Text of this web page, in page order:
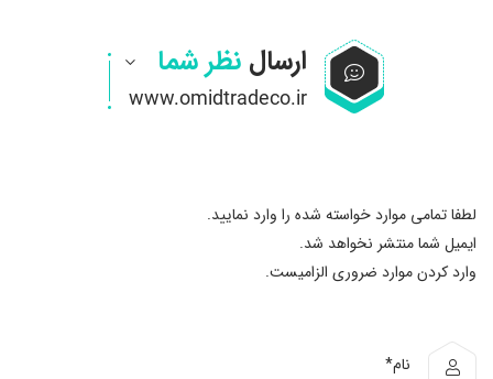
ارسال نظر شما
لطفا تمامی موارد خواسته شده را وارد نمایید.
ایمیل شما منتشر نخواهد شد.
وارد کردن موارد ضروری الزامیست.
نام*